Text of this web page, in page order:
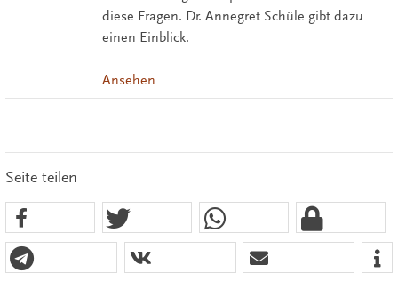
diese Fragen. Dr. Annegret Schüle gibt dazu
einen Einblick.
Ansehen
Seite teilen